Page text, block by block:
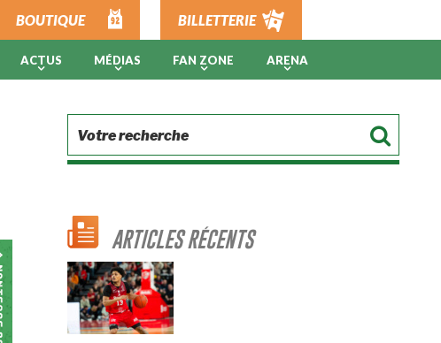
BOUTIQUE BILLETTERIE
ACTUS MÉDIAS FAN ZONE ARENA
ARTICLES RÉCENTS